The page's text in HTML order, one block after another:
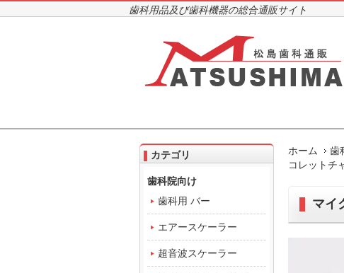
歯科用品及び歯科機器の総合通販サイト
ホーム 歯
コレットチ
マイ
カテゴリ
歯科院向け
歯科用 バー
エアースケーラー
超音波スケーラー